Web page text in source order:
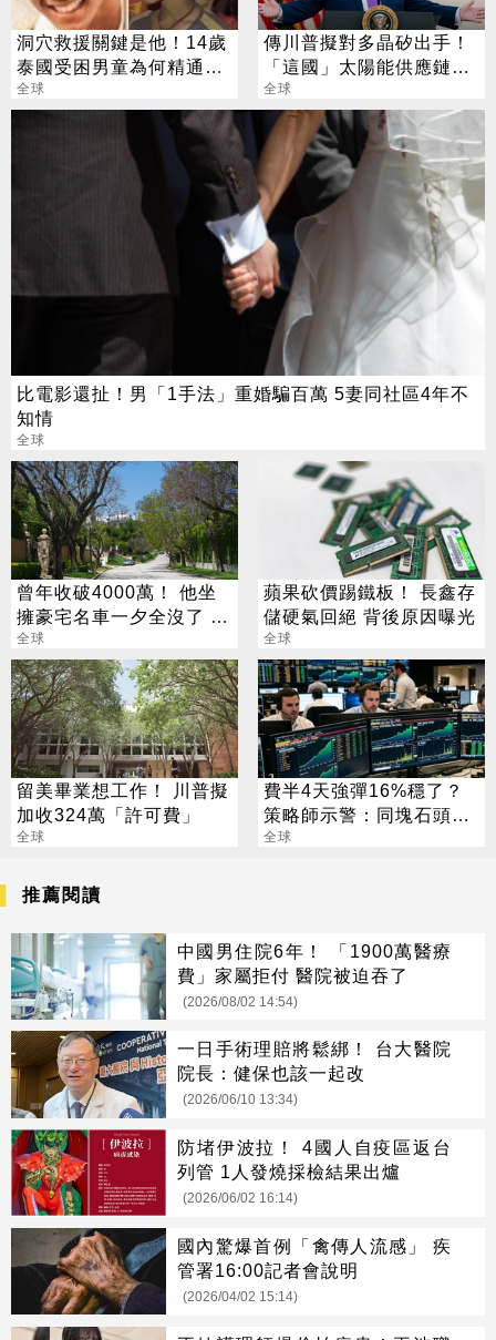
洞穴救援關鍵是他！14歲
泰國受困男童為何精通5
種語言？
全球
傳川普擬對多晶矽出手！
「這國」太陽能供應鏈恐
遭重擊
全球
比電影還扯！男「1手法」重婚騙百萬 5妻同社區4年不
知情
全球
曾年收破4000萬！ 他坐
擁豪宅名車一夕全沒了 卻
喊「比過去更快樂」
全球
蘋果砍價踢鐵板！ 長鑫存
儲硬氣回絕 背後原因曝光
全球
留美畢業想工作！ 川普擬
加收324萬「許可費」
全球
費半4天強彈16%穩了？
策略師示警：同塊石頭不
會絆2次
全球
推薦閱讀
中國男住院6年！ 「1900萬醫療
費」家屬拒付 醫院被迫吞了
(2026/08/02 14:54)
一日手術理賠將鬆綁！ 台大醫院
院長：健保也該一起改
(2026/06/10 13:34)
防堵伊波拉！ 4國人自疫區返台
列管 1人發燒採檢結果出爐
(2026/06/02 16:14)
國內驚爆首例「禽傳人流感」 疾
管署16:00記者會說明
(2026/04/02 15:14)